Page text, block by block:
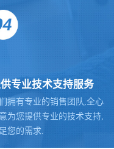
专业技术支持服务
拥有专业的销售团队,全心
为您提供专业的技术支持,
您的需求.